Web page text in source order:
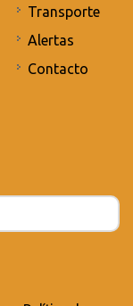
Transporte
Alertas
Contacto